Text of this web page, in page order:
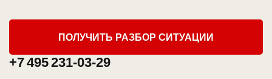
ПОЛУЧИТЬ РАЗБОР СИТУАЦИИ
+7 495 231-03-29